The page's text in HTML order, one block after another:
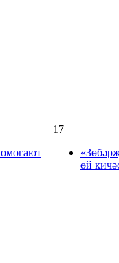
17
өй